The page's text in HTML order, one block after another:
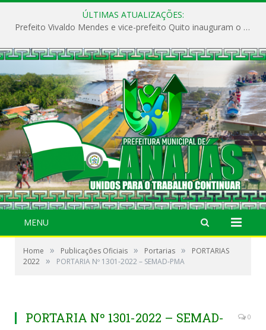
ÚLTIMAS ATUALIZAÇÕES:
Prefeito Vivaldo Mendes e vice-prefeito Quito inauguram o CAPS e fortalecem a saúde pública em Anajás.
MENU
Home » Publicações Oficiais » Portarias »
PORTARIAS
2022 » PORTARIA Nº 1301-2022 – SEMAD-PMA
PORTARIA Nº 1301-2022 – SEMAD-
0